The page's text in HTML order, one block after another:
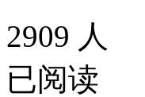
2909 人
已阅读